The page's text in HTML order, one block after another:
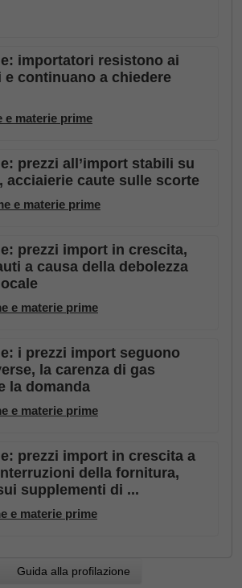
importatori resistono ai
e continuano a chiedere
e materie prime
prezzi all’import stabili su
acciaierie caute sulle scorte
e materie prime
prezzi import in crescita,
a causa della debolezza
e materie prime
i prezzi import seguono
la carenza di gas
la domanda
e materie prime
prezzi import in crescita a
della fornitura,
supplementi di ...
e materie prime
Guida alla profilazione